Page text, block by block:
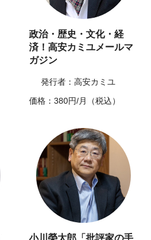
政治・歴史・文化・経
済！高安カミユメールマ
ガジン
発行者：高安カミユ
価格：380円/月（税込）